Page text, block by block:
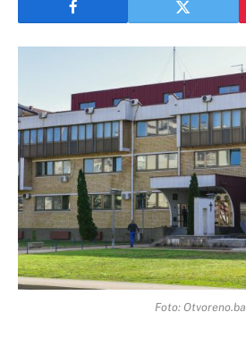
Foto: Otvoreno.ba